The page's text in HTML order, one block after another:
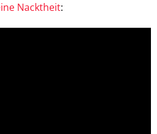
Nacktheit: